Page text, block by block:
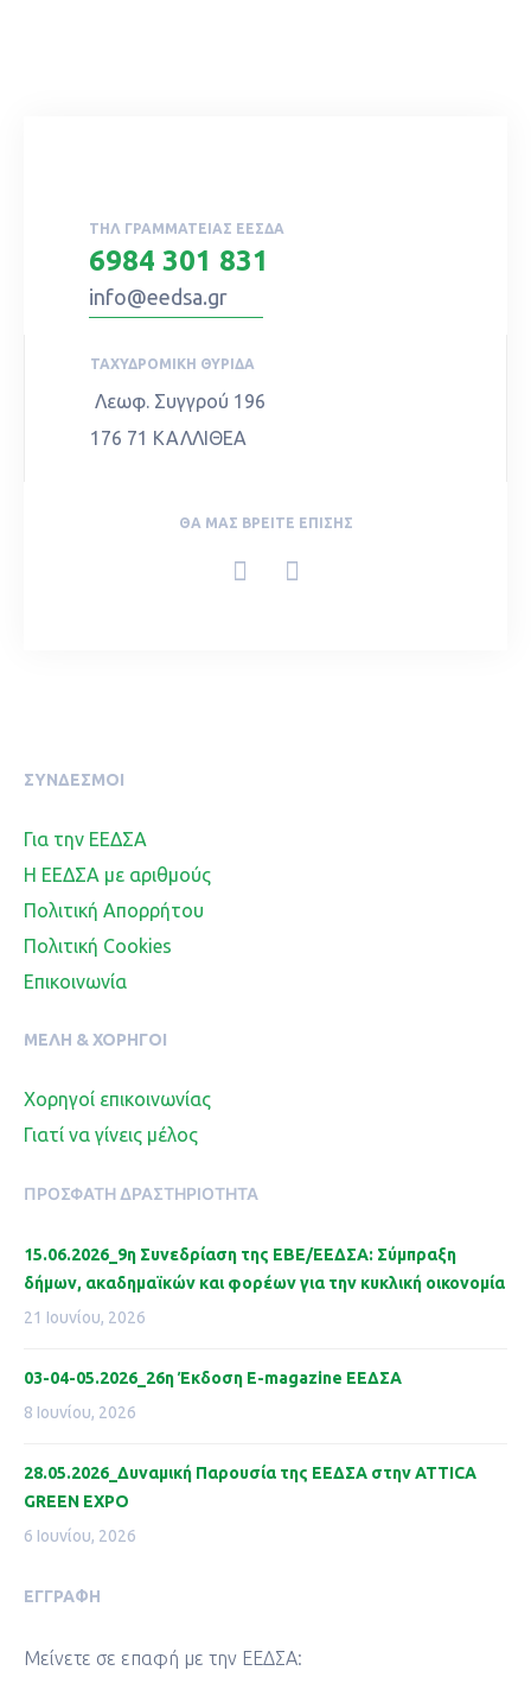
ΤΗΛ ΓΡΑΜΜΑΤΕΊΑΣ ΕΕΣΔΑ
6984 301 831
info@eedsa.gr
ΤΑΧΥΔΡΟΜΙΚΉ ΘΥΡΊΔΑ
Λεωφ. Συγγρού 196
176 71 ΚΑΛΛΙΘΕΑ
ΘΑ ΜΑΣ ΒΡΕΊΤΕ ΕΠΊΣΗΣ
ΣΥΝΔΕΣΜΟΙ
Για την ΕΕΔΣΑ
Η ΕΕΔΣΑ με αριθμούς
Πολιτική Απορρήτου
Πολιτική Cookies
Επικοινωνία
ΜΈΛΗ & ΧΟΡΗΓΟΊ
Χορηγοί επικοινωνίας
Γιατί να γίνεις μέλος
ΠΡΌΣΦΑΤΗ ΔΡΑΣΤΗΡΙΌΤΗΤΑ
15.06.2026_9η Συνεδρίαση της ΕΒΕ/ΕΕΔΣΑ: Σύμπραξη
δήμων, ακαδημαϊκών και φορέων για την κυκλική οικονομία
21 Ιουνίου, 2026
03-04-05.2026_26η Έκδοση Ε-magazine ΕΕΔΣΑ
8 Ιουνίου, 2026
28.05.2026_Δυναμική Παρουσία της ΕΕΔΣΑ στην ATTICA
GREEN EXPO
6 Ιουνίου, 2026
ΕΓΓΡΑΦΉ
Μείνετε σε επαφή με την ΕΕΔΣΑ: